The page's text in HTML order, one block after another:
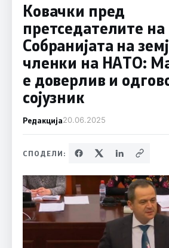
Ковачки пред
претседателите на
Собранијата на
членки на НАТО:
е доверлив и
сојузник
Редакција20.06.2025
СПОДЕЛИ: